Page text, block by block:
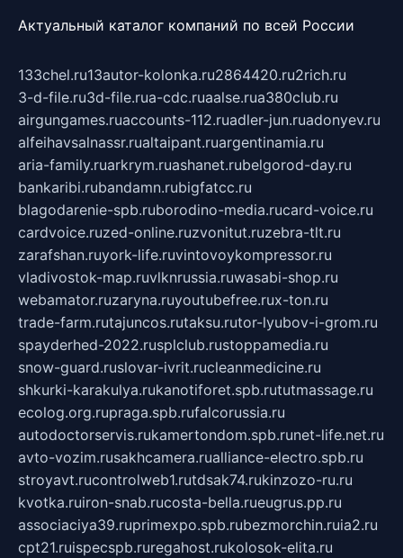
Актуальный каталог компаний по всей России
133chel.ru13autor-kolonka.ru2864420.ru2rich.ru
3-d-file.ru3d-file.rua-cdc.ruaalse.rua380club.ru
airgungames.ruaccounts-112.ruadler-jun.ruadonyev.ru
alfeihavsalnassr.rualtaipant.ruargentinamia.ru
aria-family.ruarkrym.ruashanet.rubelgorod-day.ru
bankaribi.rubandamn.rubigfatcc.ru
blagodarenie-spb.ruborodino-media.rucard-voice.ru
cardvoice.ruzed-online.ruzvonitut.ruzebra-tlt.ru
zarafshan.ruyork-life.ruvintovoykompressor.ru
vladivostok-map.ruvlknrussia.ruwasabi-shop.ru
webamator.ruzaryna.ruyoutubefree.rux-ton.ru
trade-farm.rutajuncos.rutaksu.rutor-lyubov-i-grom.ru
spayderhed-2022.rusplclub.rustoppamedia.ru
snow-guard.ruslovar-ivrit.rucleanmedicine.ru
shkurki-karakulya.rukanotiforet.spb.rututmassage.ru
ecolog.org.rupraga.spb.rufalcorussia.ru
autodoctorservis.rukamertondom.spb.runet-life.net.ru
avto-vozim.rusakhcamera.rualliance-electro.spb.ru
stroyavt.rucontrolweb1.rutdsak74.rukinzozo-ru.ru
kvotka.ruiron-snab.rucosta-bella.rueugrus.pp.ru
associaciya39.ruprimexpo.spb.rubezmorchin.ruia2.ru
cpt21.ruispecspb.ruregahost.rukolosok-elita.ru